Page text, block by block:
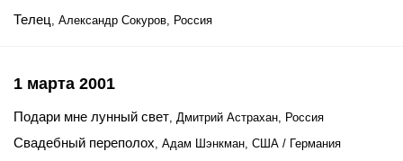
Телец, Александр Сокуров, Россия
1 марта 2001
Подари мне лунный свет, Дмитрий Астрахан, Россия
Свадебный переполох, Адам Шэнкман, США / Германия